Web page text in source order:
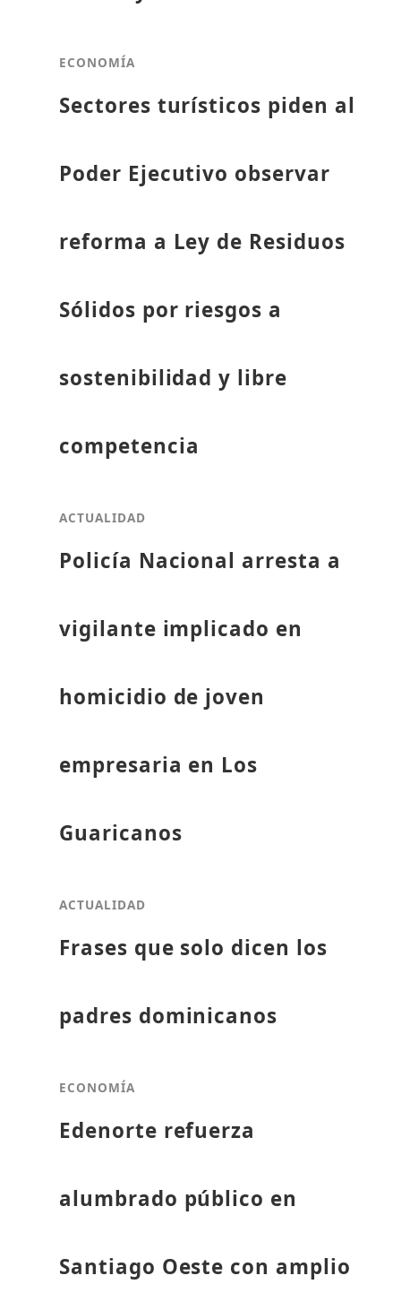
ECONOMÍA
Sectores turísticos piden al
Poder Ejecutivo observar
reforma a Ley de Residuos
Sólidos por riesgos a
sostenibilidad y libre
competencia
ACTUALIDAD
Policía Nacional arresta a
vigilante implicado en
homicidio de joven
empresaria en Los
Guaricanos
ACTUALIDAD
Frases que solo dicen los
padres dominicanos
ECONOMÍA
Edenorte refuerza
alumbrado público en
Santiago Oeste con amplio